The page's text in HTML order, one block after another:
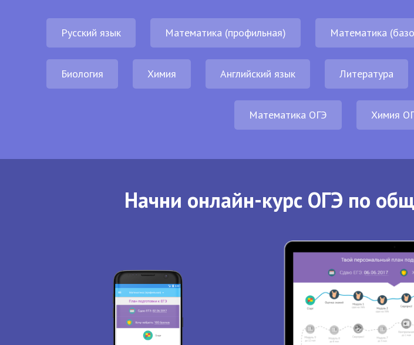
Русский язык Математика (профильная) Математика
Биология Химия Английский язык Литература
Математика ОГЭ Химия
Начни онлайн-курс ОГЭ по